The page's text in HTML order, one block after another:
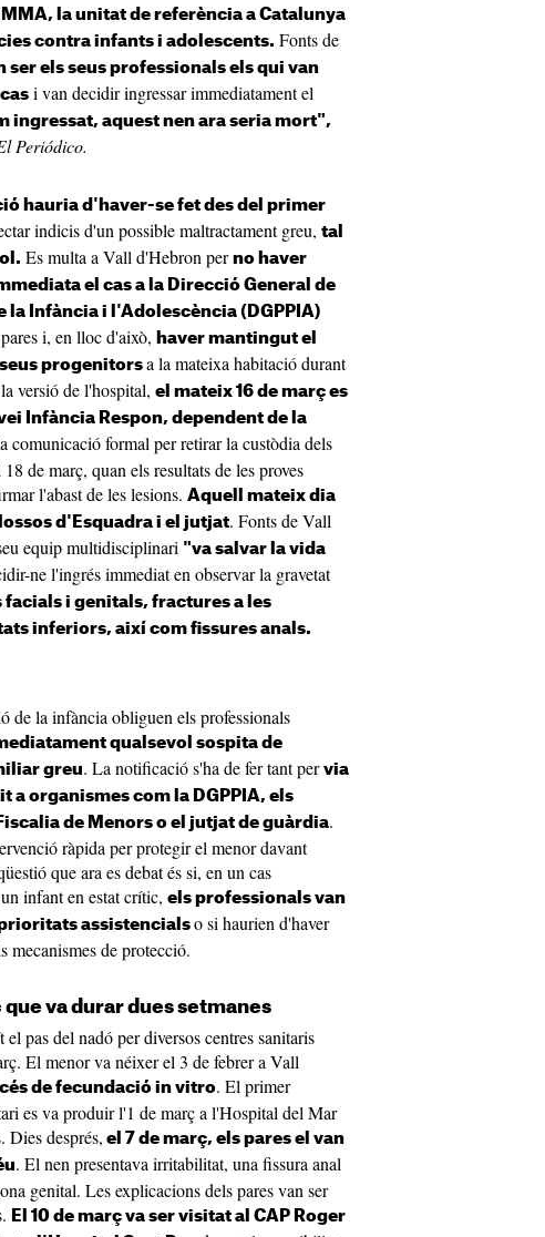
la unitat de referència a Catalunya
contra infants i adolescents. Fonts de
ser els seus professionals els qui van
i van decidir ingressar immediatament el
ingressat, aquest nen ara seria mort",
Periódico.
hauria d'haver-se fet des del primer
indicis d'un possible maltractament greu, tal
Es multa a Vall d'Hebron per no haver
el cas a la Direcció General de
la Infància i l'Adolescència (DGPPIA)
i, en lloc d'això, haver mantingut el
progenitorsa la mateixa habitació durant
versió de l'hospital, el mateix 16 de març es
Infància Respon, dependent de la
comunicació formal per retirar la custòdia dels
de març, quan els resultats de les proves
l'abast de les lesions. Aquell mateix dia
d'Esquadra i el jutjat. Fonts de Vall
equip multidisciplinari "va salvar la vida
ne l'ingrés immediat en observar la gravetat
facials i genitals, fractures a les
inferiors, així com fissures anals.
de la infància obliguen els professionals
qualsevol sospita de
greu. La notificació s'ha de fer tant per via
a organismes com la DGPPIA, els
de Menors o el jutjat de guàrdia.
ràpida per protegir el menor davant
que ara es debat és si, en un cas
infant en estat crític, els professionals van
assistencialso si haurien d'haver
mecanismes de protecció.
va durar dues setmanes
pas del nadó per diversos centres sanitaris
El menor va néixer el 3 de febrer a Vall
de fecundació in vitro. El primer
es va produir l'1 de març a l'Hospital del Mar
Dies després, el 7 de març, els pares el van
. El nen presentava irritabilitat, una fissura anal
genital. Les explicacions dels pares van ser
El 10 de març va ser visitat al CAP Roger